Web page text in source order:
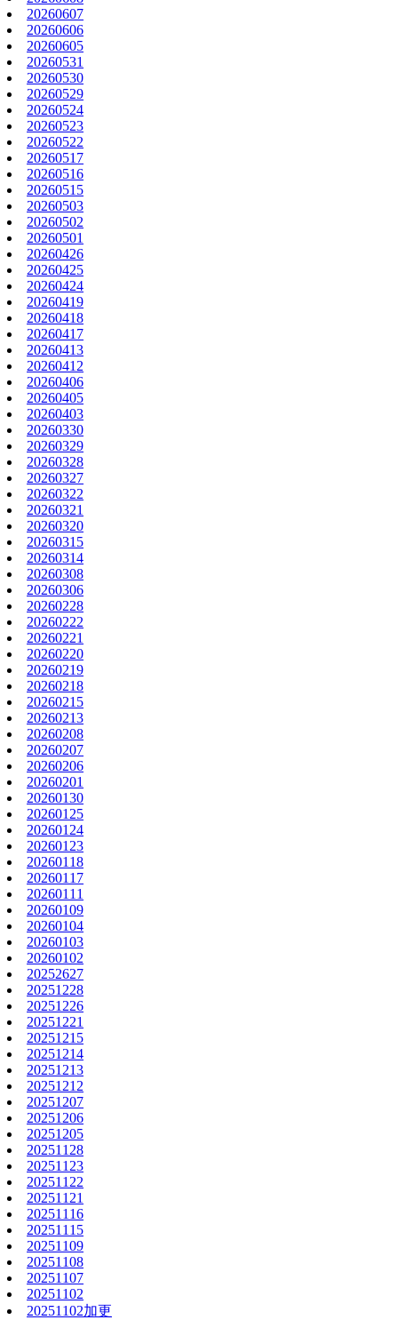
20260607
20260606
20260605
20260531
20260530
20260529
20260524
20260523
20260522
20260517
20260516
20260515
20260503
20260502
20260501
20260426
20260425
20260424
20260419
20260418
20260417
20260413
20260412
20260406
20260405
20260403
20260330
20260329
20260328
20260327
20260322
20260321
20260320
20260315
20260314
20260308
20260306
20260228
20260222
20260221
20260220
20260219
20260218
20260215
20260213
20260208
20260207
20260206
20260201
20260130
20260125
20260124
20260123
20260118
20260117
20260111
20260109
20260104
20260103
20260102
20252627
20251228
20251226
20251221
20251215
20251214
20251213
20251212
20251207
20251206
20251205
20251128
20251123
20251122
20251121
20251116
20251115
20251109
20251108
20251107
20251102
20251102加更